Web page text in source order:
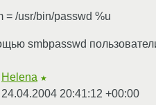
= /usr/bin/passwd %u
smbpasswd
Helena ★
24.04.2004 20:41:12 +00:00